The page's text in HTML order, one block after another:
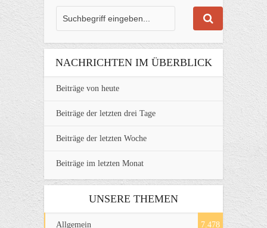
NACHRICHTEN IM ÜBERBLICK
Beiträge von heute
Beiträge der letzten drei Tage
Beiträge der letzten Woche
Beiträge im letzten Monat
UNSERE THEMEN
Allgemein 7.478